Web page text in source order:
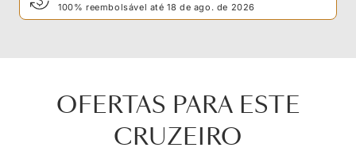
100% reembolsável até 18 de ago. de 2026
OFERTAS PARA ESTE
CRUZEIRO